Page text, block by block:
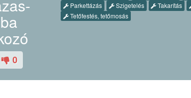
0
Parkettázás
Szigetelés Takarítás
Tetőfestés, tetőmosás